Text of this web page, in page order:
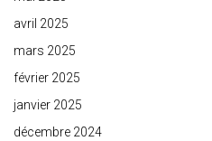
avril 2025
mars 2025
février 2025
janvier 2025
décembre 2024